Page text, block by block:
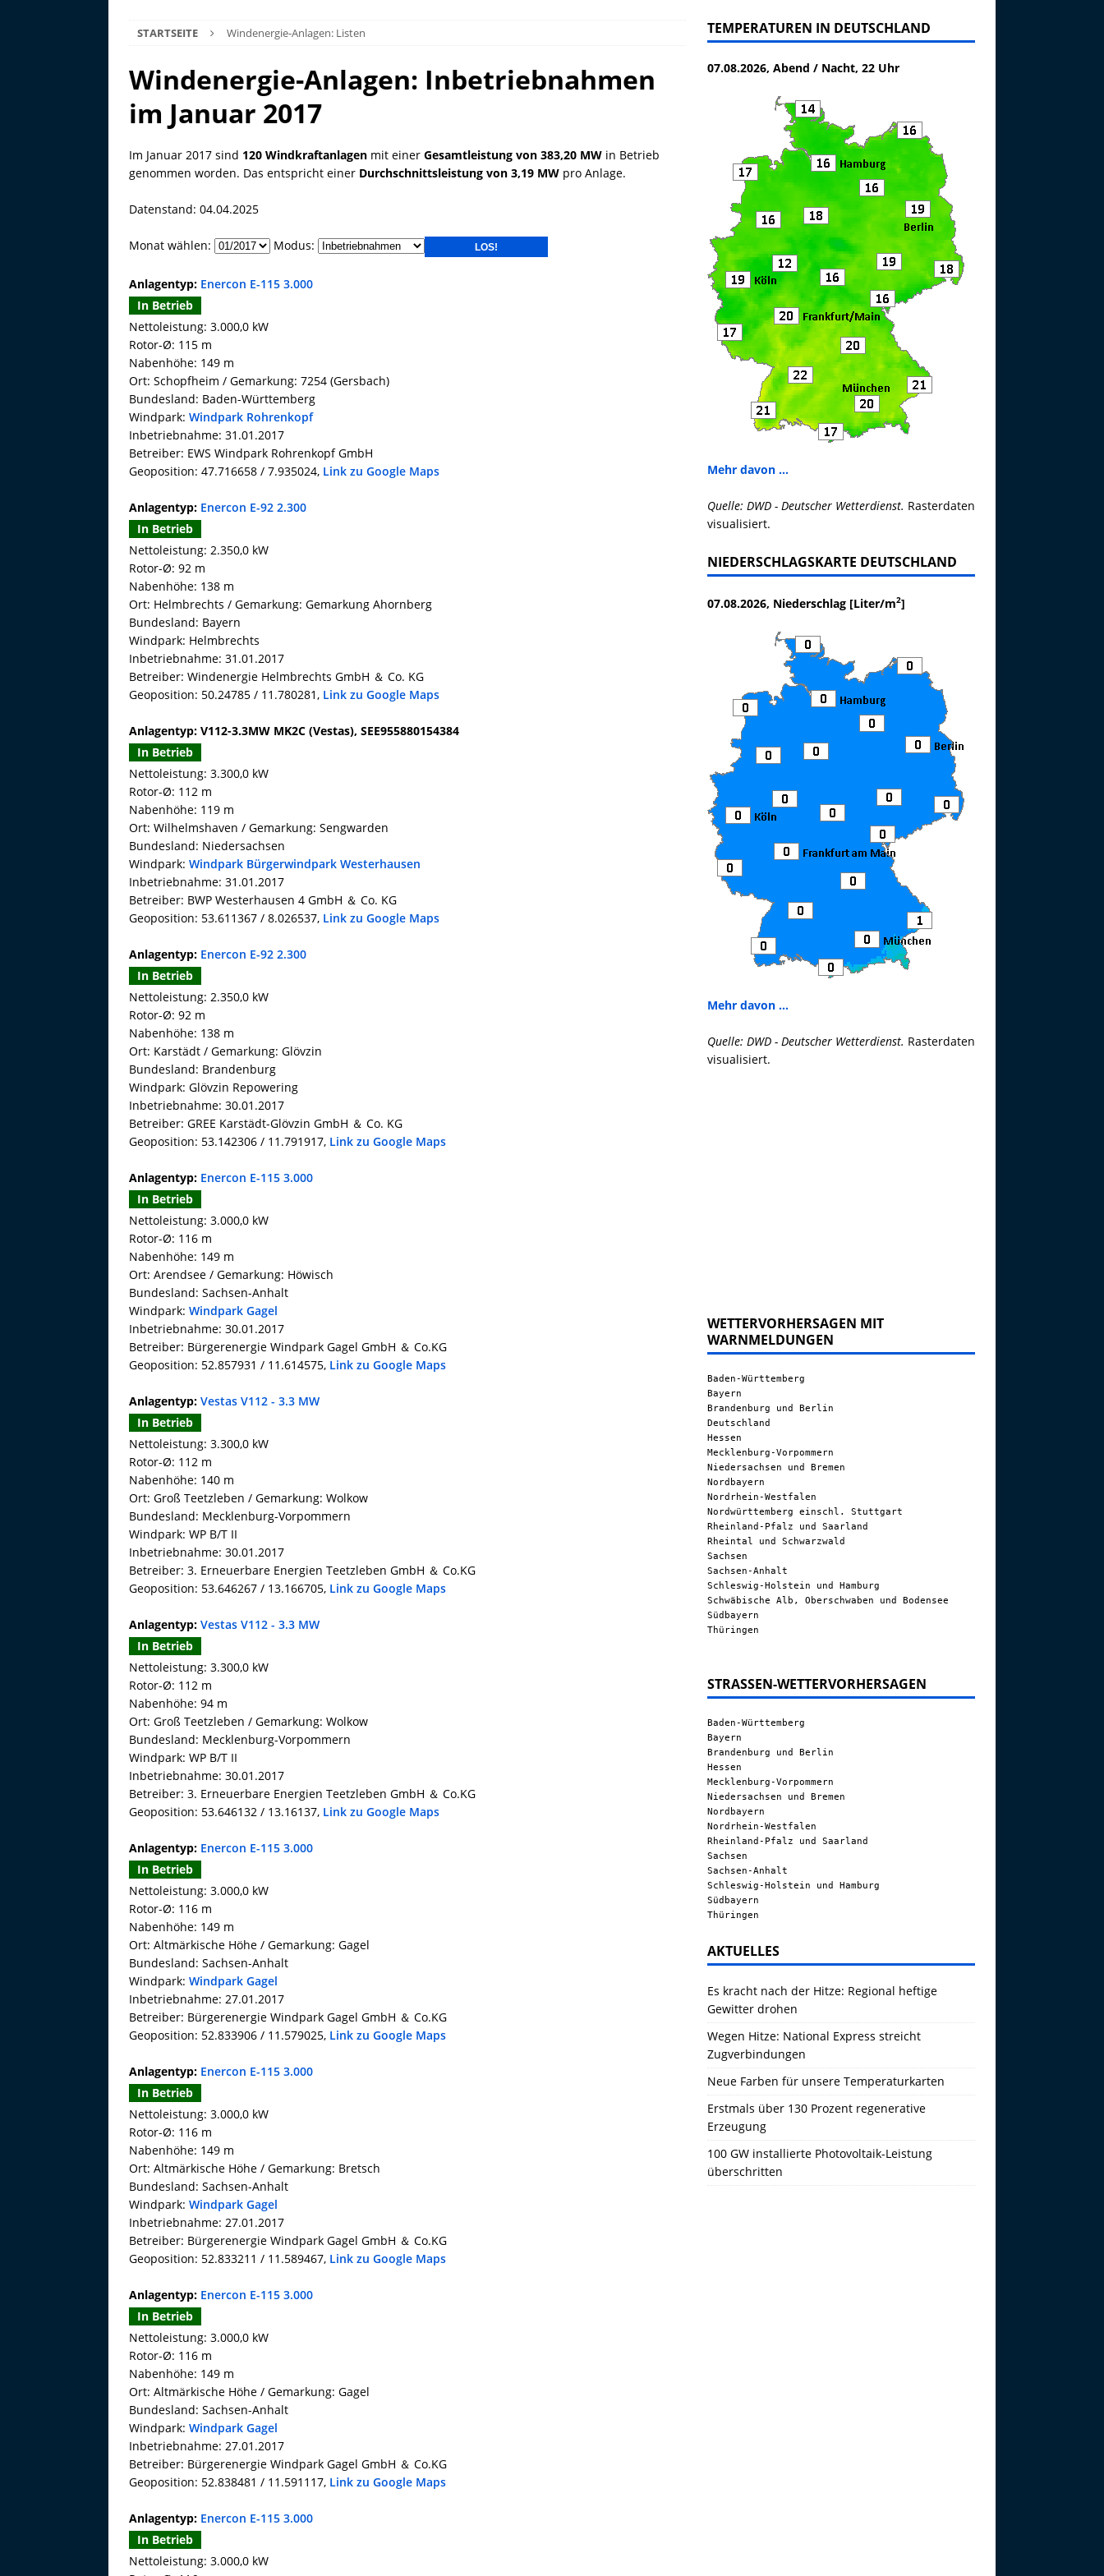
STARTSEITE Windenergie-Anlagen: Listen
Windenergie-Anlagen: Inbetriebnahmen
im Januar 2017
Im Januar 2017 sind 120 Windkraftanlagen mit einer Gesamtleistung von 383,20 MW in Betrieb
genommen worden. Das entspricht einer Durchschnittsleistung von 3,19 MW pro Anlage.
Datenstand: 04.04.2025
Monat wählen: Modus:
Anlagentyp: Enercon E-115 3.000
In Betrieb
Nettoleistung: 3.000,0 kW
Rotor-Ø: 115 m
Nabenhöhe: 149 m
Ort: Schopfheim / Gemarkung: 7254 (Gersbach)
Bundesland: Baden-Württemberg
Windpark: Windpark Rohrenkopf
Inbetriebnahme: 31.01.2017
Betreiber: EWS Windpark Rohrenkopf GmbH
Geoposition: 47.716658 / 7.935024, Link zu Google Maps
Anlagentyp: Enercon E-92 2.300
In Betrieb
Nettoleistung: 2.350,0 kW
Rotor-Ø: 92 m
Nabenhöhe: 138 m
Ort: Helmbrechts / Gemarkung: Gemarkung Ahornberg
Bundesland: Bayern
Windpark: Helmbrechts
Inbetriebnahme: 31.01.2017
Betreiber: Windenergie Helmbrechts GmbH ＆ Co. KG
Geoposition: 50.24785 / 11.780281, Link zu Google Maps
Anlagentyp: V112-3.3MW MK2C (Vestas), SEE955880154384
In Betrieb
Nettoleistung: 3.300,0 kW
Rotor-Ø: 112 m
Nabenhöhe: 119 m
Ort: Wilhelmshaven / Gemarkung: Sengwarden
Bundesland: Niedersachsen
Windpark: Windpark Bürgerwindpark Westerhausen
Inbetriebnahme: 31.01.2017
Betreiber: BWP Westerhausen 4 GmbH ＆ Co. KG
Geoposition: 53.611367 / 8.026537, Link zu Google Maps
Anlagentyp: Enercon E-92 2.300
In Betrieb
Nettoleistung: 2.350,0 kW
Rotor-Ø: 92 m
Nabenhöhe: 138 m
Ort: Karstädt / Gemarkung: Glövzin
Bundesland: Brandenburg
Windpark: Glövzin Repowering
Inbetriebnahme: 30.01.2017
Betreiber: GREE Karstädt-Glövzin GmbH ＆ Co. KG
Geoposition: 53.142306 / 11.791917, Link zu Google Maps
Anlagentyp: Enercon E-115 3.000
In Betrieb
Nettoleistung: 3.000,0 kW
Rotor-Ø: 116 m
Nabenhöhe: 149 m
Ort: Arendsee / Gemarkung: Höwisch
Bundesland: Sachsen-Anhalt
Windpark: Windpark Gagel
Inbetriebnahme: 30.01.2017
Betreiber: Bürgerenergie Windpark Gagel GmbH ＆ Co.KG
Geoposition: 52.857931 / 11.614575, Link zu Google Maps
Anlagentyp: Vestas V112 - 3.3 MW
In Betrieb
Nettoleistung: 3.300,0 kW
Rotor-Ø: 112 m
Nabenhöhe: 140 m
Ort: Groß Teetzleben / Gemarkung: Wolkow
Bundesland: Mecklenburg-Vorpommern
Windpark: WP B/T II
Inbetriebnahme: 30.01.2017
Betreiber: 3. Erneuerbare Energien Teetzleben GmbH ＆ Co.KG
Geoposition: 53.646267 / 13.166705, Link zu Google Maps
Anlagentyp: Vestas V112 - 3.3 MW
In Betrieb
Nettoleistung: 3.300,0 kW
Rotor-Ø: 112 m
Nabenhöhe: 94 m
Ort: Groß Teetzleben / Gemarkung: Wolkow
Bundesland: Mecklenburg-Vorpommern
Windpark: WP B/T II
Inbetriebnahme: 30.01.2017
Betreiber: 3. Erneuerbare Energien Teetzleben GmbH ＆ Co.KG
Geoposition: 53.646132 / 13.16137, Link zu Google Maps
Anlagentyp: Enercon E-115 3.000
In Betrieb
Nettoleistung: 3.000,0 kW
Rotor-Ø: 116 m
Nabenhöhe: 149 m
Ort: Altmärkische Höhe / Gemarkung: Gagel
Bundesland: Sachsen-Anhalt
Windpark: Windpark Gagel
Inbetriebnahme: 27.01.2017
Betreiber: Bürgerenergie Windpark Gagel GmbH ＆ Co.KG
Geoposition: 52.833906 / 11.579025, Link zu Google Maps
Anlagentyp: Enercon E-115 3.000
In Betrieb
Nettoleistung: 3.000,0 kW
Rotor-Ø: 116 m
Nabenhöhe: 149 m
Ort: Altmärkische Höhe / Gemarkung: Bretsch
Bundesland: Sachsen-Anhalt
Windpark: Windpark Gagel
Inbetriebnahme: 27.01.2017
Betreiber: Bürgerenergie Windpark Gagel GmbH ＆ Co.KG
Geoposition: 52.833211 / 11.589467, Link zu Google Maps
Anlagentyp: Enercon E-115 3.000
In Betrieb
Nettoleistung: 3.000,0 kW
Rotor-Ø: 116 m
Nabenhöhe: 149 m
Ort: Altmärkische Höhe / Gemarkung: Gagel
Bundesland: Sachsen-Anhalt
Windpark: Windpark Gagel
Inbetriebnahme: 27.01.2017
Betreiber: Bürgerenergie Windpark Gagel GmbH ＆ Co.KG
Geoposition: 52.838481 / 11.591117, Link zu Google Maps
Anlagentyp: Enercon E-115 3.000
In Betrieb
Nettoleistung: 3.000,0 kW
TEMPERATUREN IN DEUTSCHLAND
07.08.2026, Abend / Nacht, 22 Uhr
Mehr davon ...
Quelle: DWD - Deutscher Wetterdienst. Rasterdaten
visualisiert.
NIEDERSCHLAGSKARTE DEUTSCHLAND
07.08.2026, Niederschlag [Liter/m2]
Mehr davon ...
Quelle: DWD - Deutscher Wetterdienst. Rasterdaten
visualisiert.
WETTERVORHERSAGEN MIT
WARNMELDUNGEN
Baden-Württemberg
Bayern
Brandenburg und Berlin
Deutschland
Hessen
Mecklenburg-Vorpommern
Niedersachsen und Bremen
Nordbayern
Nordrhein-Westfalen
Nordwürttemberg einschl. Stuttgart
Rheinland-Pfalz und Saarland
Rheintal und Schwarzwald
Sachsen
Sachsen-Anhalt
Schleswig-Holstein und Hamburg
Schwäbische Alb, Oberschwaben und Bodensee
Südbayern
Thüringen
STRASSEN-WETTERVORHERSAGEN
Baden-Württemberg
Bayern
Brandenburg und Berlin
Hessen
Mecklenburg-Vorpommern
Niedersachsen und Bremen
Nordbayern
Nordrhein-Westfalen
Rheinland-Pfalz und Saarland
Sachsen
Sachsen-Anhalt
Schleswig-Holstein und Hamburg
Südbayern
Thüringen
AKTUELLES
Es kracht nach der Hitze: Regional heftige
Gewitter drohen
Wegen Hitze: National Express streicht
Zugverbindungen
Neue Farben für unsere Temperaturkarten
Erstmals über 130 Prozent regenerative
Erzeugung
100 GW installierte Photovoltaik-Leistung
überschritten